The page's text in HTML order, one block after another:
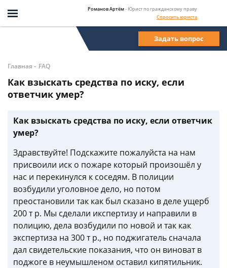
Романов Артём- Юрист по гражданскому праву
Спросить юриста
Задать вопрос
Главная - FAQ
Как взыскать средства по иску, если
ответчик умер?
Как взыскать средства по иску, если ответчик
умер?
Здравствуйте! Подскажите пожалуйста на нам
присвоили иск о пожаре который произошёл у
нас и перекинулся к соседям. В полиции
возбудили уголовное дело, но потом
преостановили так как был сказано в деле ущерб
200 т р. Мы сделали икспертизу и направили в
полицию, дела возбудили по новой и так как
экспертиза на 300 т р., но поджигатель сначала
дал свидетельские показания, что он виноват в
поджоге в неумышленом оставил кипятильник.